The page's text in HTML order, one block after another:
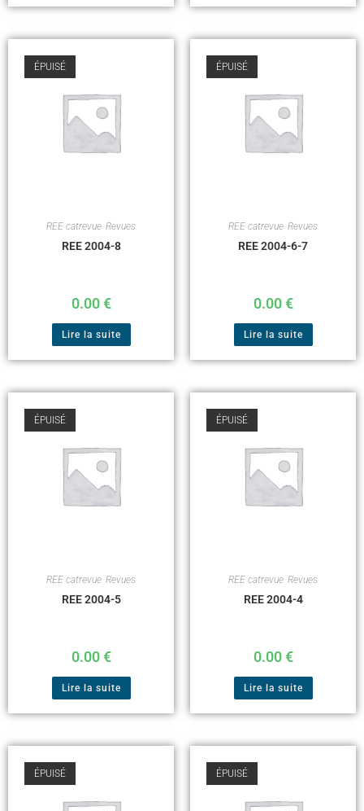
ÉPUISÉ
REE catrevue Revues
REE 2004-8
0.00€
Lire la suite
ÉPUISÉ
REE catrevue Revues
REE 2004-6-7
0.00€
Lire la suite
ÉPUISÉ
REE catrevue Revues
REE 2004-5
0.00€
Lire la suite
ÉPUISÉ
REE catrevue Revues
REE 2004-4
0.00€
Lire la suite
ÉPUISÉ ÉPUISÉ